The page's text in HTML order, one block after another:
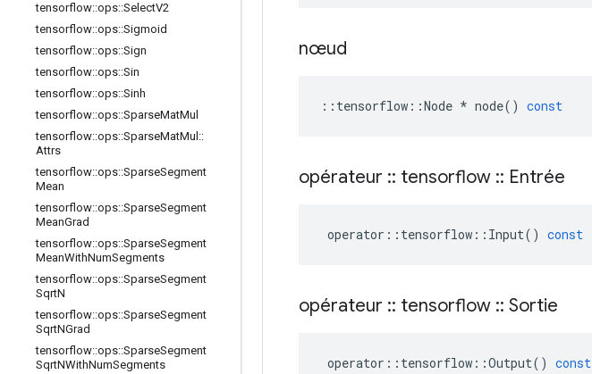
tensorflow::ops::SelectV2
tensorflow::ops::Sigmoid
tensorflow::ops::Sign
tensorflow::ops::Sin
tensorflow::ops::Sinh
tensorflow::ops::SparseMatMul
tensorflow::ops::SparseMatMul ::
Attrs
tensorflow::ops::SparseSegment
Mean
tensorflow::ops::SparseSegment
MeanGrad
tensorflow::ops::SparseSegment
MeanWithNumSegments
tensorflow::ops::SparseSegment
SqrtN
tensorflow::ops::SparseSegment
SqrtNGrad
tensorflow::ops::SparseSegment
SqrtNWithNumSegments
nœud
:: tensorflow ::Node * node() const
opérateur :: tensorflow :: Entrée
operator :: tensorflow :: Input() const
opérateur :: tensorflow :: Sortie
operator :: tensorflow ::Output() const